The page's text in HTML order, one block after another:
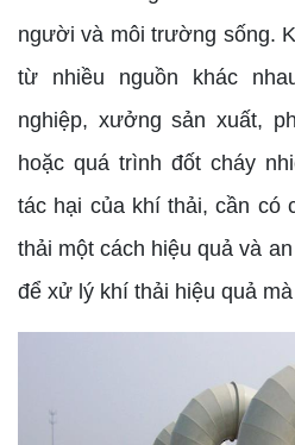
người và môi trường sống.
từ nhiều nguồn khác
nghiệp, xưởng sản xuất,
hoặc quá trình đốt cháy
tác hại của khí thải, cần có
thải một cách hiệu quả và
để xử lý khí thải hiệu quả